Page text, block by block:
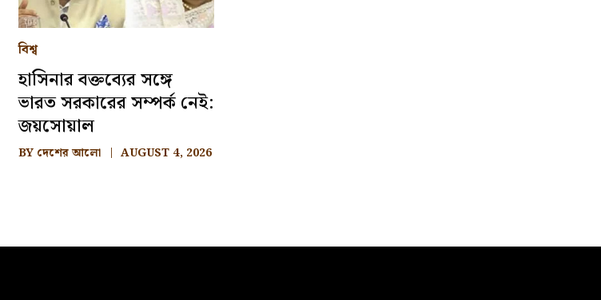
বিশ্ব
হাসিনার বক্তব্যের সঙ্গে
ভারত সরকারের সম্পর্ক নেই:
জয়সোয়াল
BY দেশের আলো AUGUST 4, 2026